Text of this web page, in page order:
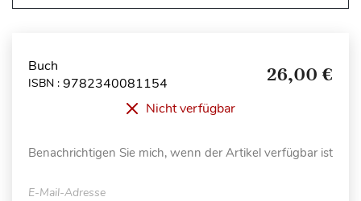
Buch
ISBN : 9782340081154 26,00 €
Nicht verfügbar
Benachrichtigen Sie mich, wenn der Artikel verfügbar ist
E-Mail-Adresse